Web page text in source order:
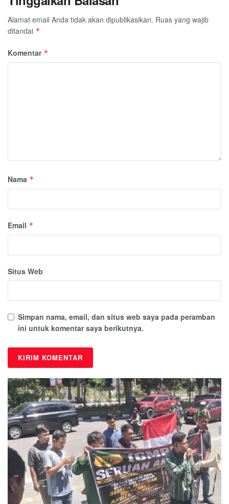
Alamat email Anda tidak akan dipublikasikan. Ruas yang wajib
ditandai *
Komentar *
Nama *
Email *
Situs Web
Simpan nama, email, dan situs web saya pada peramban
ini untuk komentar saya berikutnya.